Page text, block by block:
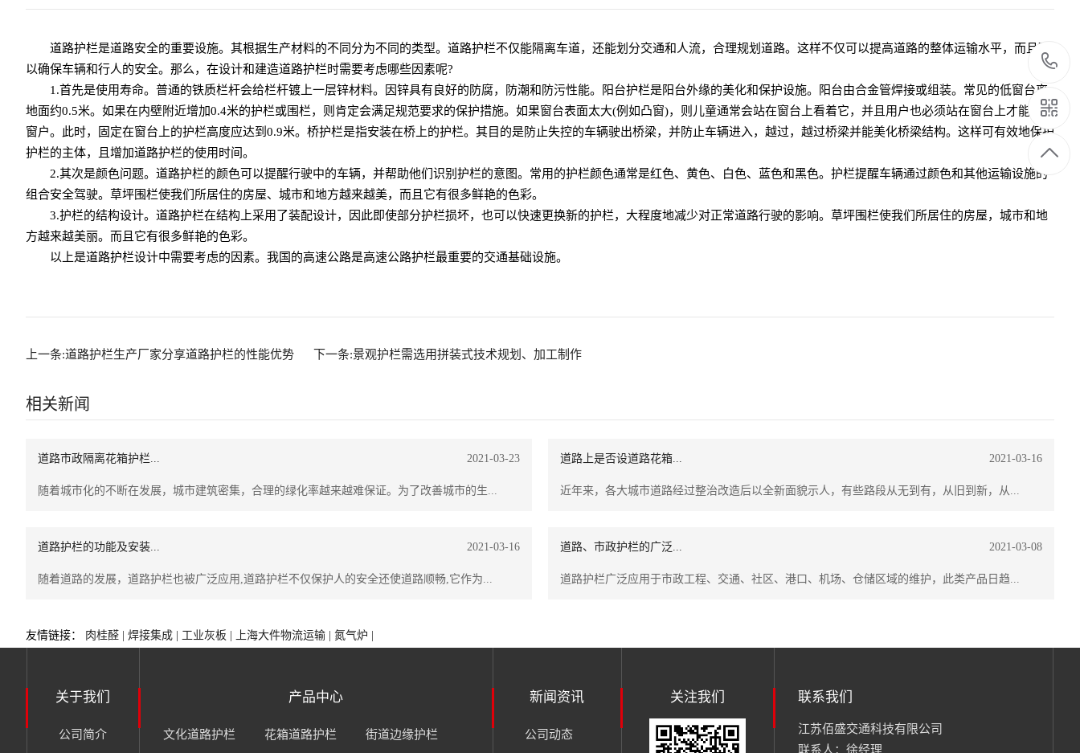
道路护栏是道路安全的重要设施。其根据生产材料的不同分为不同的类型。道路护栏不仅能隔离车道，还能划分交通和人流，合理规划道路。这样不仅可以提高道路的整体运输水平，而且可
以确保车辆和行人的安全。那么，在设计和建造道路护栏时需要考虑哪些因素呢?
1.首先是使用寿命。普通的铁质栏杆会给栏杆镀上一层锌材料。因锌具有良好的防腐，防潮和防污性能。阳台护栏是阳台外缘的美化和保护设施。阳台由合金管焊接或组装。常见的低窗台离
地面约0.5米。如果在内壁附近增加0.4米的护栏或围栏，则肯定会满足规范要求的保护措施。如果窗台表面太大(例如凸窗)，则儿童通常会站在窗台上看着它，并且用户也必须站在窗台上才能打开
窗户。此时，固定在窗台上的护栏高度应达到0.9米。桥护栏是指安装在桥上的护栏。其目的是防止失控的车辆驶出桥梁，并防止车辆进入，越过，越过桥梁并能美化桥梁结构。这样可有效地保护
护栏的主体，且增加道路护栏的使用时间。
2.其次是颜色问题。道路护栏的颜色可以提醒行驶中的车辆，并帮助他们识别护栏的意图。常用的护栏颜色通常是红色、黄色、白色、蓝色和黑色。护栏提醒车辆通过颜色和其他运输设施的
组合安全驾驶。草坪围栏使我们所居住的房屋、城市和地方越来越美，而且它有很多鲜艳的色彩。
3.护栏的结构设计。道路护栏在结构上采用了装配设计，因此即使部分护栏损坏，也可以快速更换新的护栏，大程度地减少对正常道路行驶的影响。草坪围栏使我们所居住的房屋，城市和地
方越来越美丽。而且它有很多鲜艳的色彩。
以上是道路护栏设计中需要考虑的因素。我国的高速公路是高速公路护栏最重要的交通基础设施。
上一条:道路护栏生产厂家分享道路护栏的性能优势 下一条:景观护栏需选用拼装式技术规划、加工制作
相关新闻
道路市政隔离花箱护栏... 2021-03-23
随着城市化的不断在发展，城市建筑密集，合理的绿化率越来越难保证。为了改善城市的生...
道路上是否设道路花箱... 2021-03-16
近年来，各大城市道路经过整治改造后以全新面貌示人，有些路段从无到有，从旧到新，从...
道路护栏的功能及安装... 2021-03-16
随着道路的发展，道路护栏也被广泛应用,道路护栏不仅保护人的安全还使道路顺畅,它作为...
道路、市政护栏的广泛... 2021-03-08
道路护栏广泛应用于市政工程、交通、社区、港口、机场、仓储区域的维护，此类产品日趋...
友情链接： 肉桂醛 | 焊接集成 | 工业灰板 | 上海大件物流运输 | 氮气炉 |
关于我们
公司简介
产品中心
文化道路护栏 花箱道路护栏 街道边缘护栏
新闻资讯
公司动态
关注我们 联系我们
江苏佰盛交通科技有限公司
联系人：徐经理